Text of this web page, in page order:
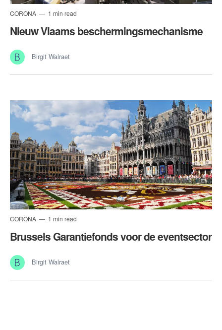
CORONA 1 min read
Nieuw Vlaams beschermingsmechanisme
Birgit Walraet
CORONA 1 min read
Brussels Garantiefonds voor de eventsector
Birgit Walraet